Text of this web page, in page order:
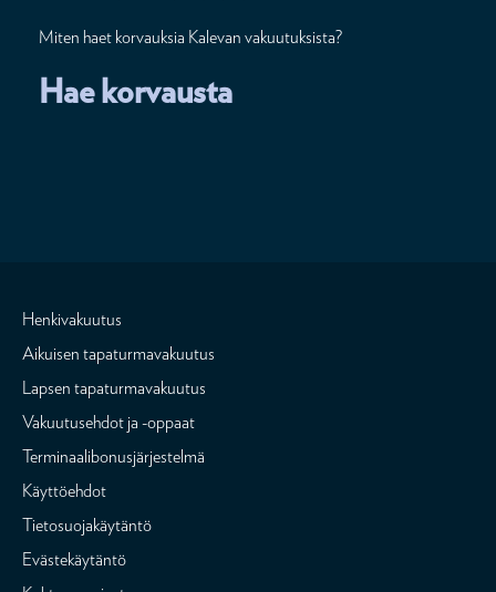
Miten haet korvauksia Kalevan vakuutuksista?
Hae korvausta
Henkivakuutus
Aikuisen tapaturmavakuutus
Lapsen tapaturmavakuutus
Vakuutusehdot ja -oppaat
Terminaalibonusjärjestelmä
Käyttöehdot
Tietosuojakäytäntö
Evästekäytäntö